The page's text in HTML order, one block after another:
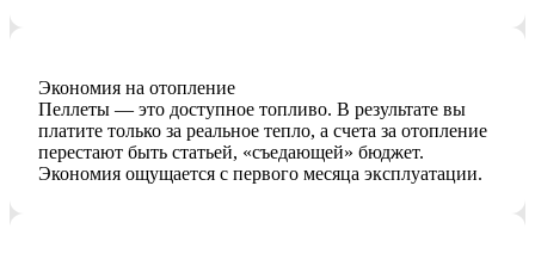
Экономия на отопление
Пеллеты — это доступное топливо. В результате вы
платите только за реальное тепло, а счета за отопление
перестают быть статьей, «съедающей» бюджет.
Экономия ощущается с первого месяца эксплуатации.